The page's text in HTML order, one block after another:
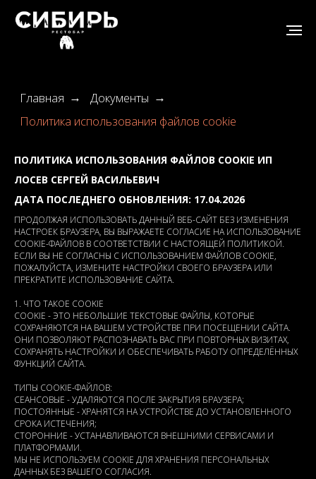
ПОЛИТИКА ИСПОЛЬЗОВАНИЯ ФАЙЛОВ COOKIE ИП
ЛОСЕВ СЕРГЕЙ ВАСИЛЬЕВИЧ
ДАТА ПОСЛЕДНЕГО ОБНОВЛЕНИЯ: 17.04.2026
ПРОДОЛЖАЯ ИСПОЛЬЗОВАТЬ ДАННЫЙ ВЕБ-САЙТ БЕЗ ИЗМЕНЕНИЯ
НАСТРОЕК БРАУЗЕРА, ВЫ ВЫРАЖАЕТЕ СОГЛАСИЕ НА ИСПОЛЬЗОВАНИЕ
COOKIE-ФАЙЛОВ В СООТВЕТСТВИИ С НАСТОЯЩЕЙ ПОЛИТИКОЙ.
ЕСЛИ ВЫ НЕ СОГЛАСНЫ С ИСПОЛЬЗОВАНИЕМ ФАЙЛОВ COOKIE,
ПОЖАЛУЙСТА, ИЗМЕНИТЕ НАСТРОЙКИ СВОЕГО БРАУЗЕРА ИЛИ
ПРЕКРАТИТЕ ИСПОЛЬЗОВАНИЕ САЙТА.
1. ЧТО ТАКОЕ COOKIE
COOKIE - ЭТО НЕБОЛЬШИЕ ТЕКСТОВЫЕ ФАЙЛЫ, КОТОРЫЕ
СОХРАНЯЮТСЯ НА ВАШЕМ УСТРОЙСТВЕ ПРИ ПОСЕЩЕНИИ САЙТА.
ОНИ ПОЗВОЛЯЮТ РАСПОЗНАВАТЬ ВАС ПРИ ПОВТОРНЫХ ВИЗИТАХ,
СОХРАНЯТЬ НАСТРОЙКИ И ОБЕСПЕЧИВАТЬ РАБОТУ ОПРЕДЕЛЁННЫХ
ФУНКЦИЙ САЙТА.
ТИПЫ COOKIE-ФАЙЛОВ:
СЕАНСОВЫЕ - УДАЛЯЮТСЯ ПОСЛЕ ЗАКРЫТИЯ БРАУЗЕРА;
ПОСТОЯННЫЕ - ХРАНЯТСЯ НА УСТРОЙСТВЕ ДО УСТАНОВЛЕННОГО
СРОКА ИСТЕЧЕНИЯ;
СТОРОННИЕ - УСТАНАВЛИВАЮТСЯ ВНЕШНИМИ СЕРВИСАМИ И
ПЛАТФОРМАМИ.
МЫ НЕ ИСПОЛЬЗУЕМ COOKIE ДЛЯ ХРАНЕНИЯ ПЕРСОНАЛЬНЫХ
ДАННЫХ БЕЗ ВАШЕГО СОГЛАСИЯ.